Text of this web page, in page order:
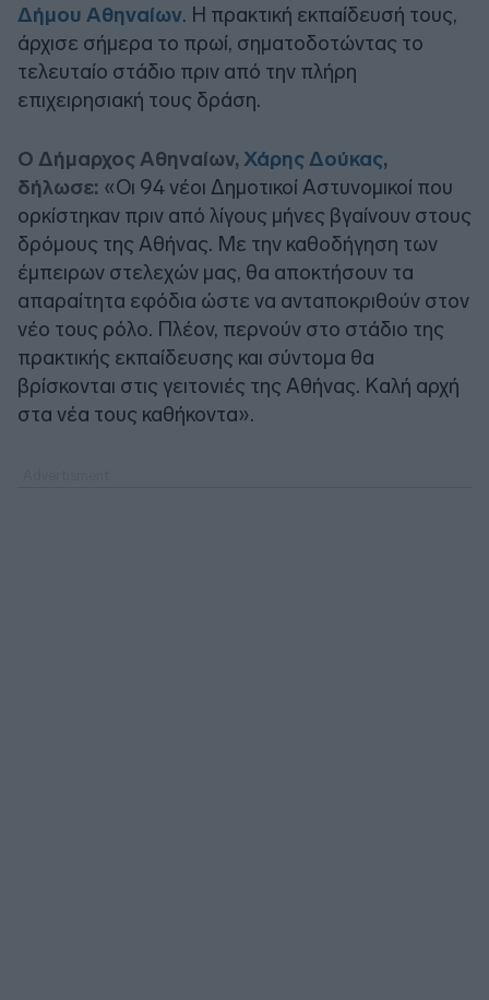
Δήμου Αθηναίων. Η πρακτική εκπαίδευσή τους,
άρχισε σήμερα το πρωί, σηματοδοτώντας το
τελευταίο στάδιο πριν από την πλήρη
επιχειρησιακή τους δράση.
Ο Δήμαρχος Αθηναίων,Χάρης Δούκας,
δήλωσε: «Οι 94 νέοι Δημοτικοί Αστυνομικοί που
ορκίστηκαν πριν από λίγους μήνες βγαίνουν στους
δρόμους της Αθήνας. Με την καθοδήγηση των
έμπειρων στελεχών μας, θα αποκτήσουν τα
απαραίτητα εφόδια ώστε να ανταποκριθούν στον
νέο τους ρόλο. Πλέον, περνούν στο στάδιο της
πρακτικής εκπαίδευσης και σύντομα θα
βρίσκονται στις γειτονιές της Αθήνας. Καλή αρχή
στα νέα τους καθήκοντα».